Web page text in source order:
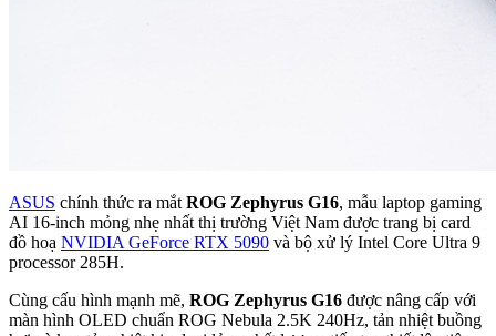
ASUS chính thức ra mắt ROG Zephyrus G16, mẫu laptop gaming
AI 16-inch mỏng nhẹ nhất thị trường Việt Nam được trang bị card
đồ hoạ NVIDIA GeForce RTX 5090 và bộ xử lý Intel Core Ultra 9
processor 285H.
Cùng cấu hình mạnh mẽ, ROG Zephyrus G16 được nâng cấp với
màn hình OLED chuẩn ROG Nebula 2.5K 240Hz, tản nhiệt buồng